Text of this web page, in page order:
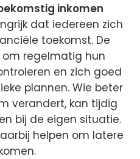
inkomen
dat iedereen zich
toekomst. De
regelmatig hun
en zich goed
plannen. Wie beter
verandert, kan tijdig
bij de eigen situatie.
helpen om latere